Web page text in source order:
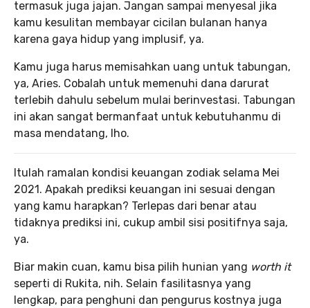
termasuk juga jajan. Jangan sampai menyesal jika
kamu kesulitan membayar cicilan bulanan hanya
karena gaya hidup yang implusif, ya.
Kamu juga harus memisahkan uang untuk tabungan,
ya, Aries. Cobalah untuk memenuhi dana darurat
terlebih dahulu sebelum mulai berinvestasi. Tabungan
ini akan sangat bermanfaat untuk kebutuhanmu di
masa mendatang, lho.
Itulah ramalan kondisi keuangan zodiak selama Mei
2021. Apakah prediksi keuangan ini sesuai dengan
yang kamu harapkan? Terlepas dari benar atau
tidaknya prediksi ini, cukup ambil sisi positifnya saja,
ya.
Biar makin cuan, kamu bisa pilih hunian yang worth it
seperti di Rukita, nih. Selain fasilitasnya yang
lengkap, para penghuni dan pengurus kostnya juga